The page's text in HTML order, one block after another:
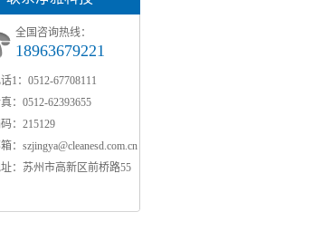
全国咨询热线：
18963679221
1： 0512-67708111
： 0512-62393655
： 215129
： szjingya@cleanesd.com.cn
： 苏州市高新区前桥路55